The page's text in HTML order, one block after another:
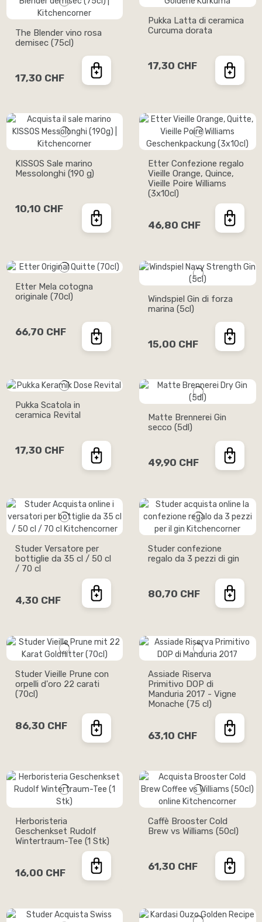
The Blender vino rosa
demisec (75cl)
17,30 CHF
Pukka Latta di ceramica
Curcuma dorata
17,30 CHF
KISSOS Sale marino
Messolonghi (190 g)
10,10 CHF
Etter Confezione regalo
Vieille Orange, Quince,
Vieille Poire Williams
(3x10cl)
46,80 CHF
Etter Mela cotogna
originale (70cl)
66,70 CHF
Windspiel Gin di forza
marina (5cl)
15,00 CHF
Pukka Scatola in
ceramica Revital
17,30 CHF
Matte Brennerei Gin
secco (5dl)
49,90 CHF
Studer Versatore per
bottiglie da 35 cl / 50 cl
/ 70 cl
4,30 CHF
Studer confezione
regalo da 3 pezzi di gin
80,70 CHF
Studer Vieille Prune con
orpelli d'oro 22 carati
(70cl)
86,30 CHF
Assiade Riserva
Primitivo DOP di
Manduria 2017 - Vigne
Monache (75 cl)
63,10 CHF
Herboristeria
Geschenkset Rudolf
Wintertraum-Tee (1 Stk)
16,00 CHF
Caffè Brooster Cold
Brew vs Williams (50cl)
61,30 CHF